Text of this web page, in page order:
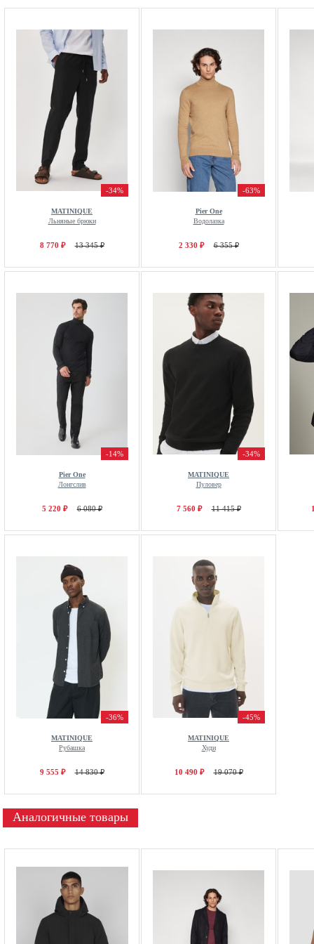
-34%
MATINIQUE
Льняные брюки
8 770 ₽ 13 345 ₽
-63%
Pier One
Водолазка
2 330 ₽ 6 355 ₽
-14%
Pier One
Лонгслив
5 220 ₽ 6 080 ₽
-34%
MATINIQUE
Пуловер
7 560 ₽ 11 415 ₽
-36%
MATINIQUE
Рубашка
9 555 ₽ 14 830 ₽
-45%
MATINIQUE
Худи
10 490 ₽ 19 070 ₽
Аналогичные товары